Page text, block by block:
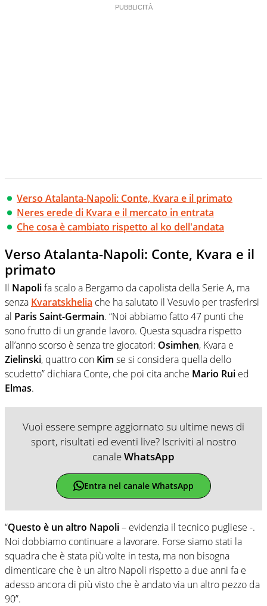
Verso Atalanta-Napoli: Conte, Kvara e il primato
Neres erede di Kvara e il mercato in entrata
Che cosa è cambiato rispetto al ko dell'andata
Verso Atalanta-Napoli: Conte, Kvara e il
primato
Il Napolifa scalo a Bergamo da capolista della Serie A, ma
senza Kvaratskhelia che ha salutato il Vesuvio per trasferirsi
al Paris Saint-Germain. “Noi abbiamo fatto 47 punti che
sono frutto di un grande lavoro. Questa squadra rispetto
all’anno scorso è senza tre giocatori: Osimhen, Kvara e
Zielinski, quattro con Kim se si considera quella dello
scudetto” dichiara Conte, che poi cita anche Mario Rui ed
Elmas.
Vuoi essere sempre aggiornato su ultime news di
sport, risultati ed eventi live? Iscriviti al nostro
canaleWhatsApp
Entra nel canale WhatsApp
“Questo è un altro Napoli– evidenzia il tecnico pugliese -.
Noi dobbiamo continuare a lavorare. Forse siamo stati la
squadra che è stata più volte in testa, ma non bisogna
dimenticare che è un altro Napoli rispetto a due anni fa e
adesso ancora di più visto che è andato via un altro pezzo da
90”.